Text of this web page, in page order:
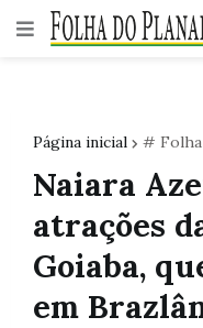
Página inicial # Folha
Naiara
atrações
Goiaba,
em